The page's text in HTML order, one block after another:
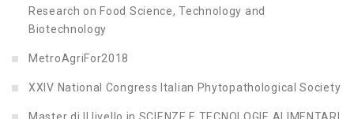
Research on Food Science, Technology and
Biotechnology
MetroAgriFor2018
XXIV National Congress Italian Phytopathological Society